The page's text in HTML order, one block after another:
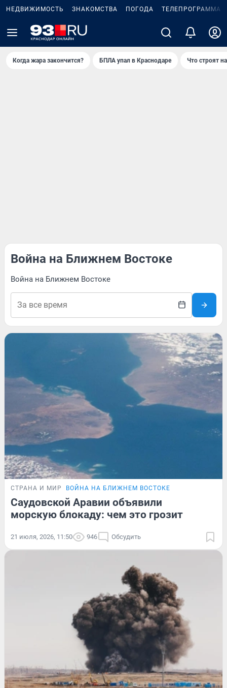
НЕДВИЖИМОСТЬ ЗНАКОМСТВА ПОГОДА ТЕЛЕПРОГРАММА
Когда жара закончится? БПЛА упал в Краснодаре Что строят
Война на Ближнем Востоке
Война на Ближнем Востоке
СТРАНА И МИР ВОЙНА НА БЛИЖНЕМ ВОСТОКЕ
Саудовской Аравии объявили
морскую блокаду: чем это грозит
21 июля, 2026, 11:50 946 Обсудить